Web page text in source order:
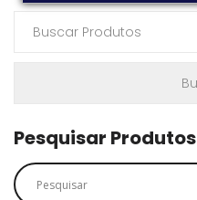
Pesquisar Produtos